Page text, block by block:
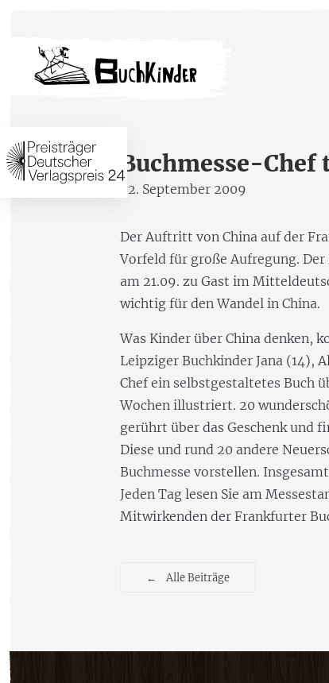
Buchmesse-
22. September 2009
Der Auftritt von China auf der
Vorfeld für große Aufregung.
am 21.09. zu Gast im
wichtig für den Wandel in China.
Was Kinder über China denken,
Leipziger Buchkinder Jana (14),
Chef ein selbstgestaltetes Buch
Wochen illustriert. 20
gerührt über das Geschenk und
Diese und rund 20 andere
Buchmesse vorstellen.
Jeden Tag lesen Sie am
Mitwirkenden der Frankfurter
← Alle Beiträge